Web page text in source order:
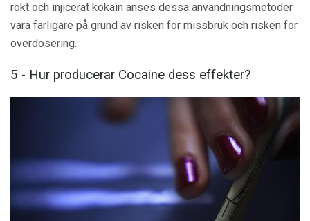
rökt och injicerat kokain anses dessa användningsmetoder
vara farligare på grund av risken för missbruk och risken för
överdosering.
5 - Hur producerar Cocaine dess effekter?